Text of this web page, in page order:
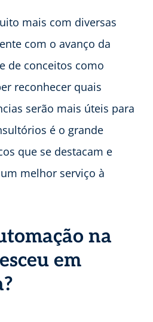
mais com diversas
com o avanço da
de conceitos como
reconhecer quais
serão mais úteis para
é o grande
que se destacam e
melhor serviço à
na
em